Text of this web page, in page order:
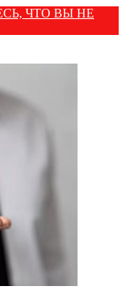
ЧТО ВЫ НЕ